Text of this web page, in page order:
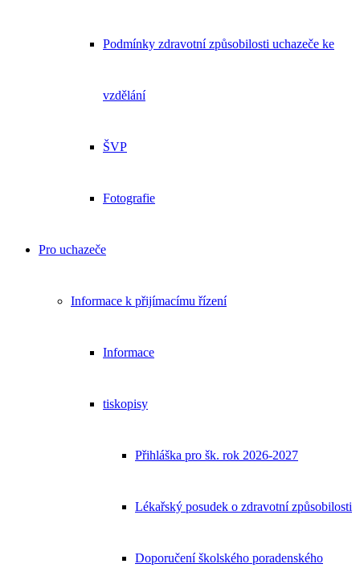
Podmínky zdravotní způsobilosti uchazeče ke
vzdělání
ŠVP
Fotografie
Pro uchazeče
Informace k přijímacímu řízení
Informace
tiskopisy
Přihláška pro šk. rok 2026-2027
Lékařský posudek o zdravotní způsobilosti
Doporučení školského poradenského